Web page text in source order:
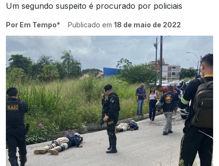
Um segundo suspeito é procurado por policiais
Por Em Tempo* Publicado em 18 de maio de 2022